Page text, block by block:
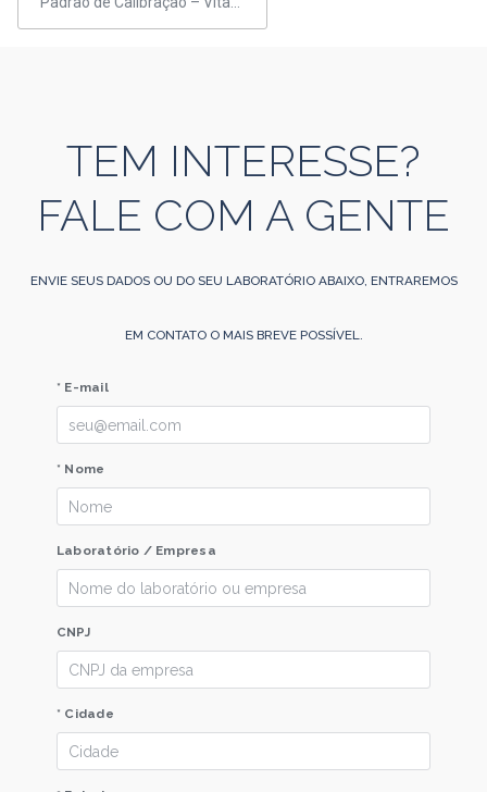
TEM INTERESSE?
FALE COM A GENTE
ENVIE SEUS DADOS OU DO SEU LABORATÓRIO ABAIXO, ENTRAREMOS
EM CONTATO O MAIS BREVE POSSÍVEL.
* E-mail
* Nome
Laboratório / Empresa
CNPJ
* Cidade